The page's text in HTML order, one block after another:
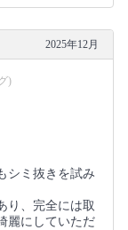
2025年12月
)
シミ抜きを試み
り、完全には取
麗にしていただ